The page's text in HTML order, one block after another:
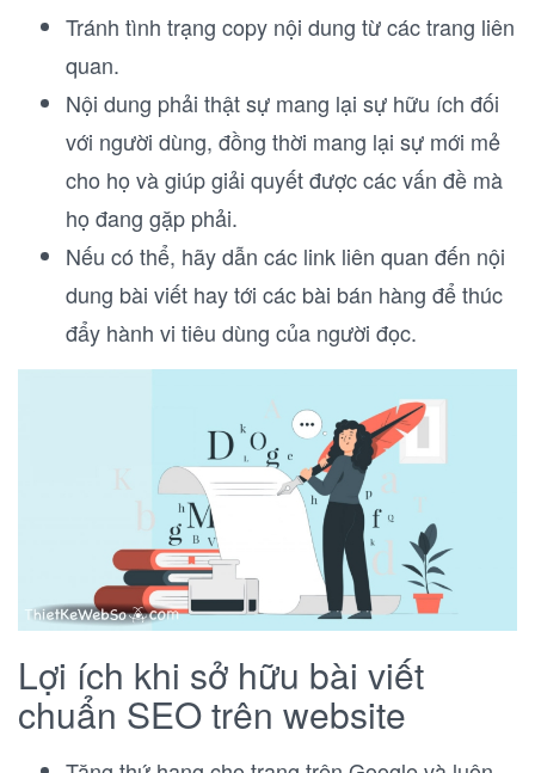
Tránh tình trạng copy nội dung từ các trang liên
quan.
Nội dung phải thật sự mang lại sự hữu ích đối
với người dùng, đồng thời mang lại sự mới mẻ
cho họ và giúp giải quyết được các vấn đề mà
họ đang gặp phải.
Nếu có thể, hãy dẫn các link liên quan đến nội
dung bài viết hay tới các bài bán hàng để thúc
đẩy hành vi tiêu dùng của người đọc.
Lợi ích khi sở hữu bài viết
chuẩn SEO trên website